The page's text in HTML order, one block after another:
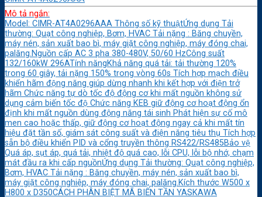
Mô tả ngắn:
Model: CIMR-AT4A0296AAA Thông số kỹ thuậtỨng dụng Tải
thường: Quạt công nghiệp, Bơm, HVAC Tải nặng : Băng chuyền,
máy nén, sản xuất bao bì, máy giặt công nghiệp, máy đóng chai,
palăng.Nguồn cấp AC 3 pha 380-480V, 50/60 HzCông suất
132/160kW 296ATính năngKhả năng quá tải: tải thường 120%
trong 60 giây, tải nặng 150% trong vòng 60s Tích hợp mạch điều
khiển hãm động năng giúp dừng nhanh khi kết hợp với điện trở
hãm Chức năng tự dò tốc độ động cơ khi mất nguồn không sử
dụng cảm biến tốc độ Chức năng KEB giữ động cơ hoạt động ổn
định khi mất nguồn dùng động năng tái sinh Phát hiện sự cố mô
men cao hoặc thấp, giữ động cơ hoạt động ngay cả khi mất tín
hiệu đặt tần số, giám sát công suất và điện năng tiêu thụ Tích hợp
sẵn bộ điều khiển PID và cổng truyền thông RS422/RS485Bảo vệ
Quá áp, sụt áp, quá tải, nhiệt độ quá cao, lỗi CPU, lỗi bộ nhớ, chạm
mát đầu ra khi cấp nguồnỨng dụng Tải thường: Quạt công nghiệp,
Bơm, HVAC Tải nặng : Băng chuyền, máy nén, sản xuất bao bì,
máy giặt công nghiệp, máy đóng chai, palăng.Kích thước W500 x
H800 x D350CÁCH PHÂN BIỆT MÃ BIẾN TẦN YASKAWA